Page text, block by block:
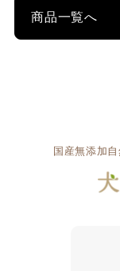
商品一覧へ
国産無添加